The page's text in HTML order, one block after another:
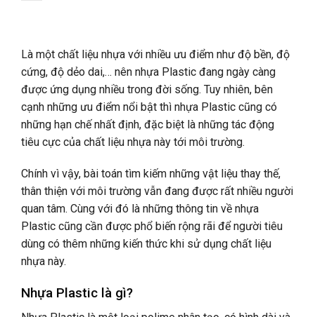
Là một chất liệu nhựa với nhiều ưu điểm như độ bền, độ
cứng, độ dẻo dai,… nên nhựa Plastic đang ngày càng
được ứng dụng nhiều trong đời sống. Tuy nhiên, bên
cạnh những ưu điểm nổi bật thì nhựa Plastic cũng có
những hạn chế nhất định, đặc biệt là những tác động
tiêu cực của chất liệu nhựa này tới môi trường.
Chính vì vậy, bài toán tìm kiếm những vật liệu thay thế,
thân thiện với môi trường vẫn đang được rất nhiều người
quan tâm. Cùng với đó là những thông tin về nhựa
Plastic cũng cần được phổ biến rộng rãi để người tiêu
dùng có thêm những kiến thức khi sử dụng chất liệu
nhựa này.
Nhựa Plastic là gì?